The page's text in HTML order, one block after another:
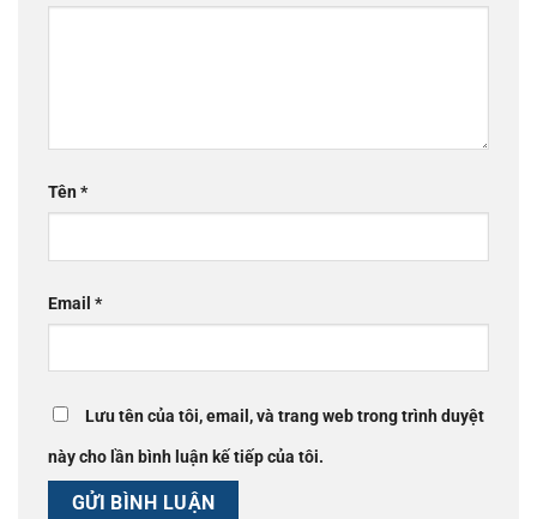
Tên*
Email *
Lưu tên của tôi, email, và trang web trong trình duyệt
này cho lần bình luận kế tiếp của tôi.